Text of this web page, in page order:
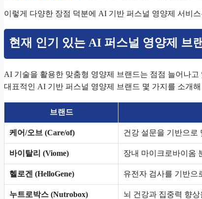
이렇게 다양한 장점 덕분에 AI 기반 퍼스널 영양제 서비스
현재 인기 있는 AI 퍼스널 영양제 브
AI 기술을 활용한 맞춤형 영양제 브랜드는 점점 늘어나
대표적인 AI 기반 퍼스널 영양제 브랜드 몇 가지를 소개
브랜드
케어/오브 (Care/of) 건강 설문을 기반으로
바이탈리 (Viome) 장내 마이크로바이옴
헬로겐 (HelloGene) 유전자 검사를 기반으
누트로박스 (Nutrobox) 뇌 건강과 집중력 향